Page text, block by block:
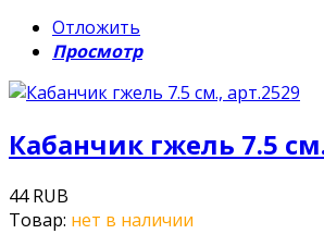
Отложить
Просмотр
Кабанчик гжель 7.5
44 RUB
Товар: нет в наличии